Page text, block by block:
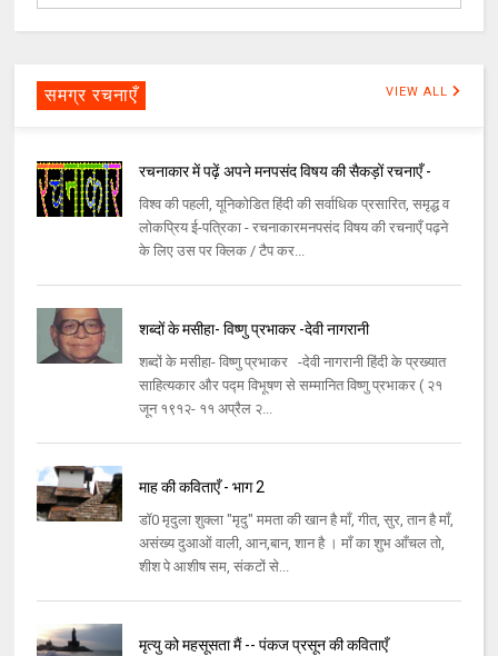
समग्र रचनाएँ VIEW ALL
रचनाकार में पढ़ें अपने मनपसंद विषय की सैकड़ों रचनाएँ -
विश्व की पहली, यूनिकोडित हिंदी की सर्वाधिक प्रसारित, समृद्ध व
लोकप्रिय ई-पत्रिका - रचनाकारमनपसंद विषय की रचनाएँ पढ़ने
के लिए उस पर क्लिक / टैप कर...
शब्दों के मसीहा- विष्णु प्रभाकर -देवी नागरानी
शब्दों के मसीहा- विष्णु प्रभाकर -देवी नागरानी हिंदी के प्रख्यात
साहित्यकार और पद्म विभूषण से सम्मानित विष्णु प्रभाकर ( २१
जून १९१२- ११ अप्रैल २...
माह की कविताएँ - भाग 2
डॉ0 मृदुला शुक्ला "मृदु" ममता की खान है माँ, गीत, सुर, तान है माँ,
असंख्य दुआओं वाली, आन,बान, शान है । माँ का शुभ आँचल तो,
शीश पे आशीष सम, संकटों से...
मृत्यु को महसूसता मैं -- पंकज प्रसून की कविताएँ